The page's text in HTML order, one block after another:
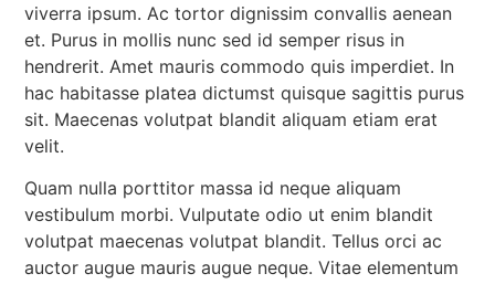
viverra ipsum. Ac tortor dignissim convallis aenean
et. Purus in mollis nunc sed id semper risus in
hendrerit. Amet mauris commodo quis imperdiet. In
hac habitasse platea dictumst quisque sagittis purus
sit. Maecenas volutpat blandit aliquam etiam erat
velit.
Quam nulla porttitor massa id neque aliquam
vestibulum morbi. Vulputate odio ut enim blandit
volutpat maecenas volutpat blandit. Tellus orci ac
auctor augue mauris augue neque. Vitae elementum